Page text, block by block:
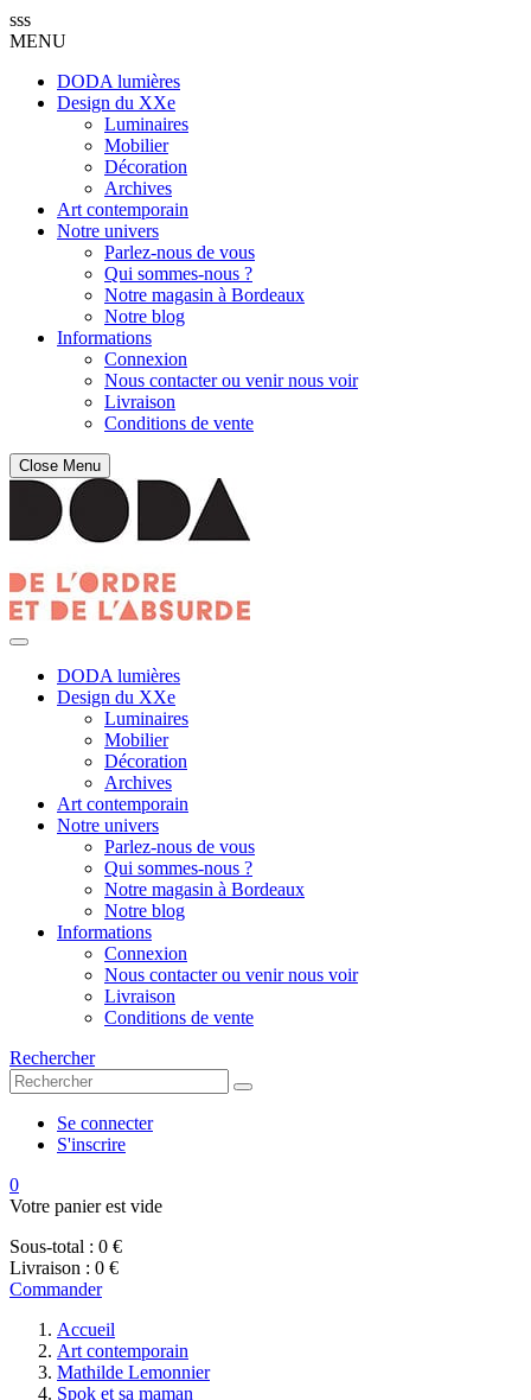
sss
MENU
DODA lumières
Design du XXe
Luminaires
Mobilier
Décoration
Archives
Art contemporain
Notre univers
Parlez-nous de vous
Qui sommes-nous ?
Notre magasin à Bordeaux
Notre blog
Informations
Connexion
Nous contacter ou venir nous voir
Livraison
Conditions de vente
Close Menu
DODA lumières
Design du XXe
Luminaires
Mobilier
Décoration
Archives
Art contemporain
Notre univers
Parlez-nous de vous
Qui sommes-nous ?
Notre magasin à Bordeaux
Notre blog
Informations
Connexion
Nous contacter ou venir nous voir
Livraison
Conditions de vente
Rechercher
Se connecter
S'inscrire
0
Votre panier est vide
Sous-total : 0 €
Livraison : 0 €
Commander
Accueil
Art contemporain
Mathilde Lemonnier
Spok et sa maman